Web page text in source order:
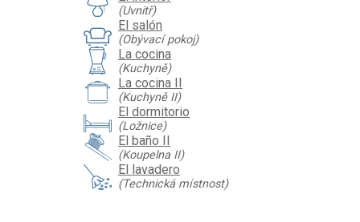
(Uvnitř)
El salón
(Obývací pokoj)
La cocina
(Kuchyně)
La cocina II
(Kuchyně II)
El dormitorio
(Ložnice)
El baño II
(Koupelna II)
El lavadero
(Technická místnost)